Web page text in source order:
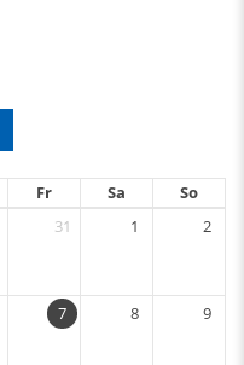
Fr Sa
So
31 1 2
7 8 9